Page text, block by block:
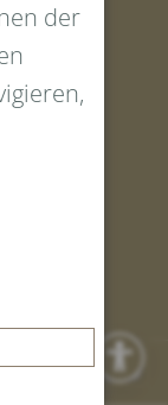
IT 00766010219
der